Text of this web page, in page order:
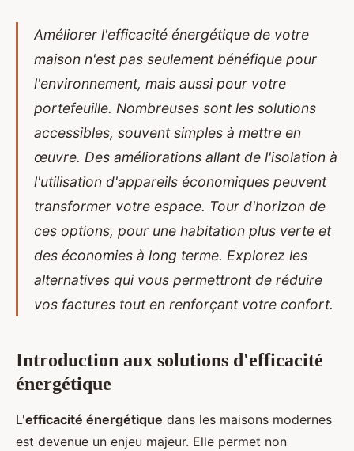
Améliorer l'efficacité énergétique de votre
maison n'est pas seulement bénéfique pour
l'environnement, mais aussi pour votre
portefeuille. Nombreuses sont les solutions
accessibles, souvent simples à mettre en
œuvre. Des améliorations allant de l'isolation à
l'utilisation d'appareils économiques peuvent
transformer votre espace. Tour d'horizon de
ces options, pour une habitation plus verte et
des économies à long terme. Explorez les
alternatives qui vous permettront de réduire
vos factures tout en renforçant votre confort.
Introduction aux solutions d'efficacité
énergétique
L'efficacité énergétique dans les maisons modernes
est devenue un enjeu majeur. Elle permet non